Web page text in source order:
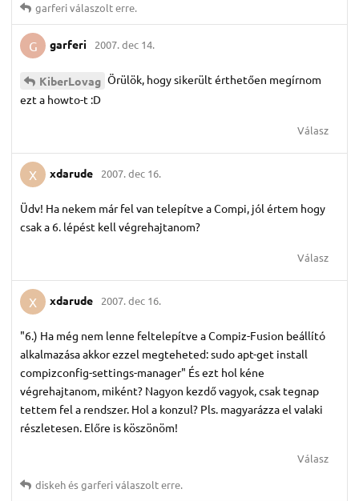
garferiválaszolt erre.
G garferi 2007. dec 14.
KiberLovag Örülök, hogy sikerült érthetően megírnom
ezt a howto-t :D
Válasz
X xdarude 2007. dec 16.
Üdv! Ha nekem már fel van telepítve a Compi, jól értem hogy
csak a 6. lépést kell végrehajtanom?
Válasz
X xdarude 2007. dec 16.
"6.) Ha még nem lenne feltelepítve a Compiz-Fusion beállító
alkalmazása akkor ezzel megteheted: sudo apt-get install
compizconfig-settings-manager" És ezt hol kéne
végrehajtanom, miként? Nagyon kezdő vagyok, csak tegnap
tettem fel a rendszer. Hol a konzul? Pls. magyarázza el valaki
részletesen. Előre is köszönöm!
Válasz
diskehésgarferiválaszolt erre.